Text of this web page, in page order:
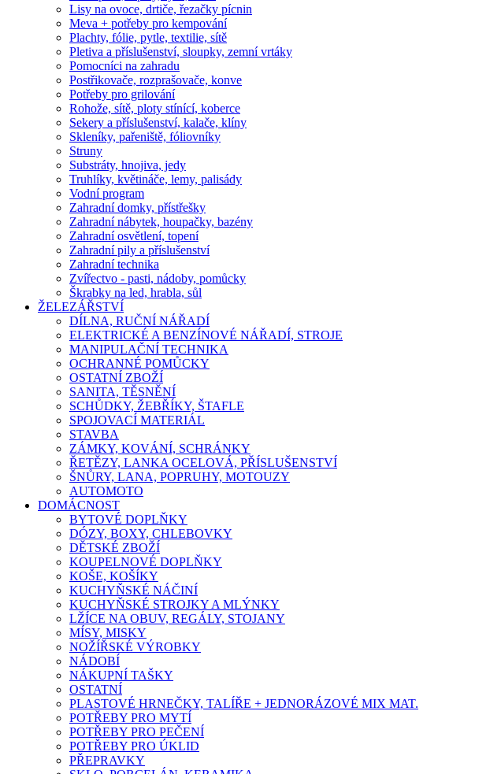
Lisy na ovoce, drtiče, řezačky pícnin
Meva + potřeby pro kempování
Plachty, fólie, pytle, textilie, sítě
Pletiva a příslušenství, sloupky, zemní vrtáky
Pomocníci na zahradu
Postřikovače, rozprašovače, konve
Potřeby pro grilování
Rohože, sítě, ploty stínící, koberce
Sekery a příslušenství, kalače, klíny
Skleníky, pařeniště, fóliovníky
Struny
Substráty, hnojiva, jedy
Truhlíky, květináče, lemy, palisády
Vodní program
Zahradní domky, přístřešky
Zahradní nábytek, houpačky, bazény
Zahradní osvětlení, topení
Zahradní pily a příslušenství
Zahradní technika
Zvířectvo - pasti, nádoby, pomůcky
Škrabky na led, hrabla, sůl
ŽELEZÁŘSTVÍ
DÍLNA, RUČNÍ NÁŘADÍ
ELEKTRICKÉ A BENZÍNOVÉ NÁŘADÍ, STROJE
MANIPULAČNÍ TECHNIKA
OCHRANNÉ POMŮCKY
OSTATNÍ ZBOŽÍ
SANITA, TĚSNĚNÍ
SCHŮDKY, ŽEBŘÍKY, ŠTAFLE
SPOJOVACÍ MATERIÁL
STAVBA
ZÁMKY, KOVÁNÍ, SCHRÁNKY
ŘETĚZY, LANKA OCELOVÁ, PŘÍSLUŠENSTVÍ
ŠNŮRY, LANA, POPRUHY, MOTOUZY
AUTOMOTO
DOMÁCNOST
BYTOVÉ DOPLŇKY
DÓZY, BOXY, CHLEBOVKY
DĚTSKÉ ZBOŽÍ
KOUPELNOVÉ DOPLŇKY
KOŠE, KOŠÍKY
KUCHYŇSKÉ NÁČINÍ
KUCHYŇSKÉ STROJKY A MLÝNKY
LŽÍCE NA OBUV, REGÁLY, STOJANY
MÍSY, MISKY
NOŽÍŘSKÉ VÝROBKY
NÁDOBÍ
NÁKUPNÍ TAŠKY
OSTATNÍ
PLASTOVÉ HRNEČKY, TALÍŘE + JEDNORÁZOVÉ MIX MAT.
POTŘEBY PRO MYTÍ
POTŘEBY PRO PEČENÍ
POTŘEBY PRO ÚKLID
PŘEPRAVKY